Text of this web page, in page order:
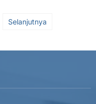
Selanjutnya